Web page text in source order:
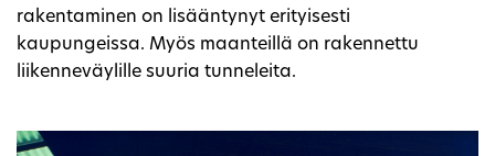
rakentaminen on lisääntynyt erityisesti
kaupungeissa. Myös maanteillä on rakennettu
liikenneväylille suuria tunneleita.